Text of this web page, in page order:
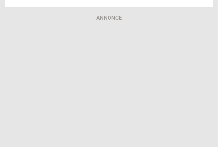
ANNONCE